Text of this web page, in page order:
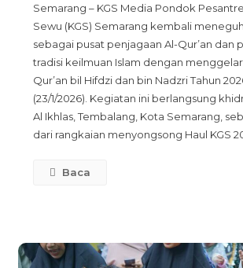
Kyai
Galang
Sewu
Gelar
Khotmil
Qur’an
Bil
Hifdzi
KGS
Semarang – KGS Media Pondok
Sewu (KGS) Semarang kembali
sebagai pusat penjagaan Al-Qur’an dan
tradisi keilmuan Islam dengan
Qur’an bil Hifdzi dan bin Nadzri Tahun
(23/1/2026). Kegiatan ini berlangsung
Al Ikhlas, Tembalang, Kota Semarang,
dari rangkaian menyongsong Haul KGS
Baca